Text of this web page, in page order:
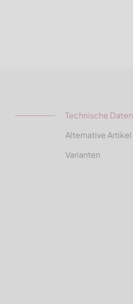
Technische Daten
Alternative Artikel
Varianten